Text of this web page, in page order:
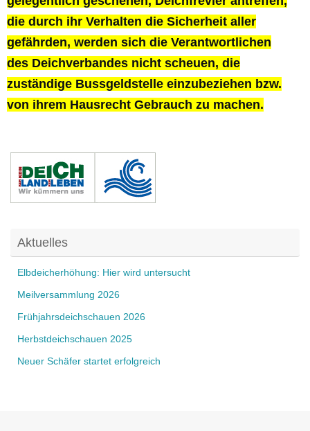
die durch ihr Verhalten die Sicherheit aller
gefährden, werden sich die Verantwortlichen
des Deichverbandes nicht scheuen, die
zuständige Bussgeldstelle einzubeziehen bzw.
von ihrem Hausrecht Gebrauch zu machen.
Aktuelles
Elbdeicherhöhung: Hier wird untersucht
Meilversammlung 2026
Frühjahrsdeichschauen 2026
Herbstdeichschauen 2025
Neuer Schäfer startet erfolgreich